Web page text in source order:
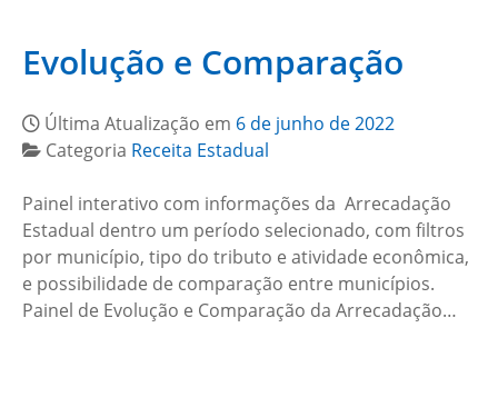
Evolução e Comparação
Última Atualização em 6 de junho de 2022
Categoria Receita Estadual
Painel interativo com informações da Arrecadação
Estadual dentro um período selecionado, com filtros
por município, tipo do tributo e atividade econômica,
e possibilidade de comparação entre municípios.
Painel de Evolução e Comparação da Arrecadação…